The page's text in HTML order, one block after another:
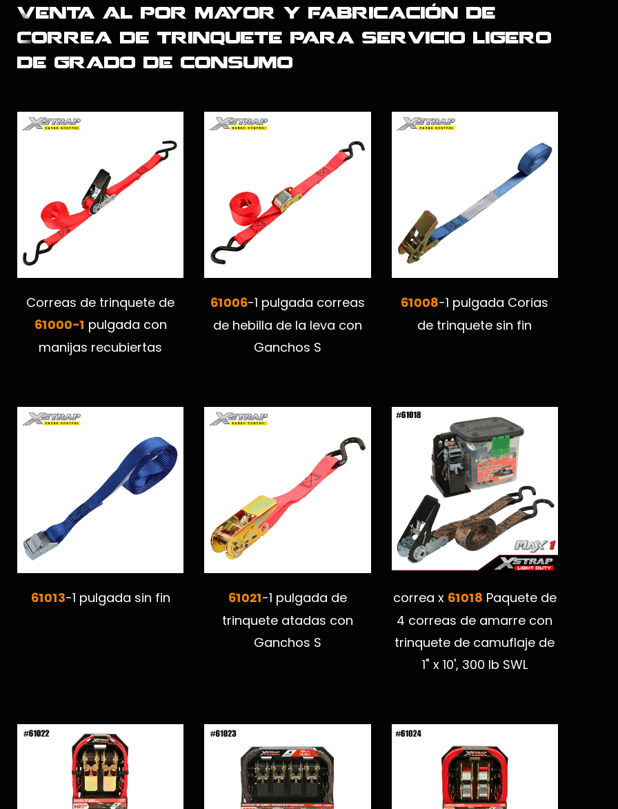
Venta al por mayor y fabricación de
Correa de trinquete para servicio ligero
de grado de consumo
Correas de trinquete de
61000-1 pulgada con
manijas recubiertas
61006-1 pulgada correas
de hebilla de la leva con
Ganchos S
61008-1 pulgada Corias
de trinquete sin fin
61013-1 pulgada sin fin 61021-1 pulgada de
trinquete atadas con
Ganchos S
correa x 61018 Paquete de
4 correas de amarre con
trinquete de camuflaje de
1" x 10', 300 lb SWL